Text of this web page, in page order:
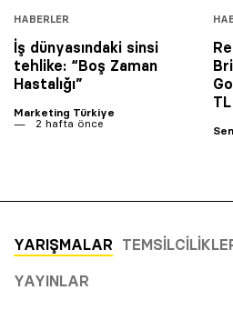
HABERLER
İş dünyasındaki sinsi
tehlike: “Boş Zaman
Hastalığı”
Marketing Türkiye
2 hafta önce
YARIŞMALAR
YAYINLAR